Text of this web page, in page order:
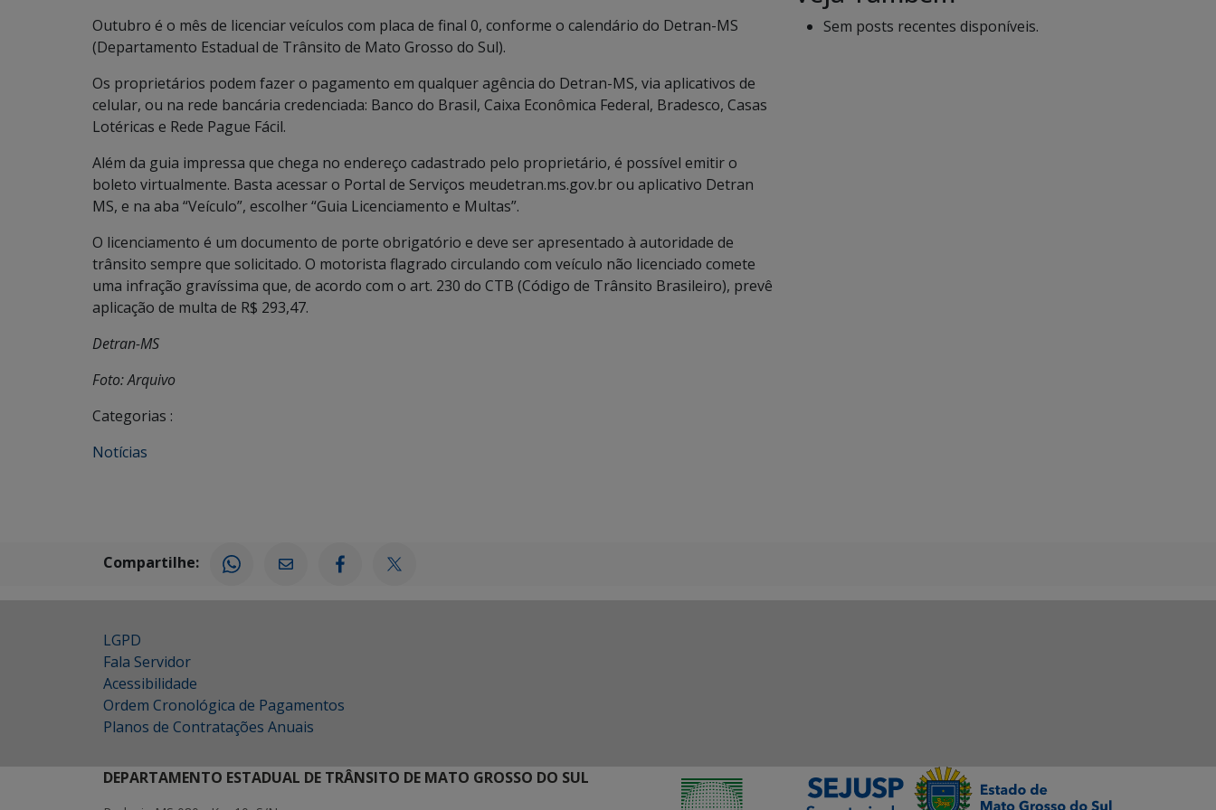
Outubro é o mês de licenciar veículos com placa de final 0, conforme o calendário do Detran-MS
(Departamento Estadual de Trânsito de Mato Grosso do Sul).
Os proprietários podem fazer o pagamento em qualquer agência do Detran-MS, via aplicativos de
celular, ou na rede bancária credenciada: Banco do Brasil, Caixa Econômica Federal, Bradesco, Casas
Lotéricas e Rede Pague Fácil.
Além da guia impressa que chega no endereço cadastrado pelo proprietário, é possível emitir o
boleto virtualmente. Basta acessar o Portal de Serviços meudetran.ms.gov.br ou aplicativo Detran
MS, e na aba “Veículo”, escolher “Guia Licenciamento e Multas”.
O licenciamento é um documento de porte obrigatório e deve ser apresentado à autoridade de
trânsito sempre que solicitado. O motorista flagrado circulando com veículo não licenciado comete
uma infração gravíssima que, de acordo com o art. 230 do CTB (Código de Trânsito Brasileiro), prevê
aplicação de multa de R$ 293,47.
Detran-MS
Foto: Arquivo
Categorias :
Notícias
Sem posts recentes disponíveis.
Compartilhe:
LGPD
Fala Servidor
Acessibilidade
Ordem Cronológica de Pagamentos
Planos de Contratações Anuais
DEPARTAMENTO ESTADUAL DE TRÂNSITO DE MATO GROSSO DO SUL